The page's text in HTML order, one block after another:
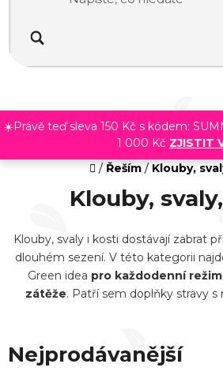
obsah
☀️Právě teď sleva 150 Kč s kódem:
1 000 Kč ZJISTIT
Domů
/ Řeším / Klouby,
Klouby,
Klouby, svaly i kosti dostávají zabrat
dlouhém sezení. V této kategorii
Green idea pro každodenní
zátěže. Patří sem doplňky stravy s
zevnitř s praktickými pomocníky pro
řešení, které vám
Nejprodávanější